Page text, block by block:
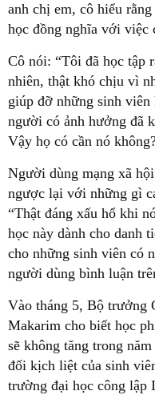
anh chị em, cô hiểu
học đồng nghĩa với việc
Cô nói: “Tôi đã học tập
nhiên, thật khó chịu vì
giúp đỡ những sinh viên
người có ảnh hưởng đã
Vậy họ có cần nó
Người dùng mạng xã
ngược lại với những gì
“Thật đáng xấu hổ khi
học này dành cho danh
cho những sinh viên có
người dùng bình luận
Vào tháng 5, Bộ trưởng
Makarim cho biết học
sẽ không tăng trong
đối kịch liệt của sinh
trường đại học công lập